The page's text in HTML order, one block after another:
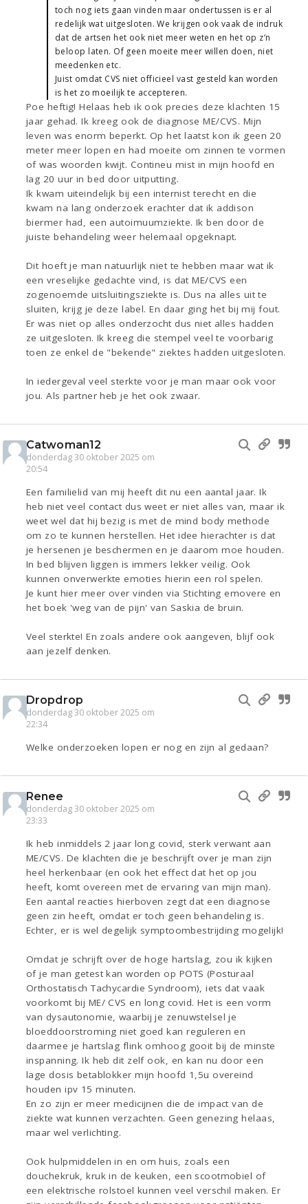
toch nog iets gaan vinden maar ondertussen is er al
redelijk wat uitgesloten. We krijgen ook vaak de indruk
dat de artsen het ook niet meer weten en het op z’n
beloop laten. Of geen moeite meer willen doen, niet
meedenken etc.
Juist omdat CVS niet officieel vast gesteld kan worden
is het zo moeilijk te accepteren.
Poe heftig! Helaas heb ik ook precies deze klachten 15
jaar gehad. Ik kreeg ook de diagnose ME/CVS. Mijn
leven was enorm beperkt. Op het laatst kon ik geen 20
meter meer lopen en had moeite om zinnen te vormen
of was woorden kwijt. Contineu mist in mijn hoofd en
lag 20 uur in bed door uitputting.
Ik kwam uiteindelijk bij een internist terecht en die
kwam na lang onderzoek erachter dat ik addison
biermer had, een autoimuumziekte. Ik ben door de
juiste behandeling weer helemaal opgeknapt.
Dit hoeft je man natuurlijk niet te hebben maar wat ik
een vreselijke gedachte vind, is dat ME/CVS een
zogenoemde uitsluitingsziekte is. Dus na alles uit te
sluiten, krijg je deze label. En daar ging het bij mij fout.
Er was niet op alles onderzocht dus niet alles hadden
ze uitgesloten. Ik kreeg die stempel veel te voorbarig
toen ze enkel de "bekende" ziektes hadden uitgesloten.
In iedergeval veel sterkte voor je man maar ook voor
jou. Als partner heb je het ook zwaar.
Catwoman12
donderdag 30 oktober 2025 om
20:54
Een familielid van mij heeft dit nu een aantal jaar. Ik
heb niet veel contact dus weet er niet alles van, maar ik
weet wel dat hij bezig is met de mind body methode
om zo te kunnen herstellen. Het idee hierachter is dat
je hersenen je beschermen en je daarom moe houden.
In bed blijven liggen is immers lekker veilig. Ook
kunnen onverwerkte emoties hierin een rol spelen.
Je kunt hier meer over vinden via Stichting emovere en
het boek 'weg van de pijn' van Saskia de bruin.
Veel sterkte! En zoals andere ook aangeven, blijf ook
aan jezelf denken.
Dropdrop
donderdag 30 oktober 2025 om
22:34
Welke onderzoeken lopen er nog en zijn al gedaan?
Renee
donderdag 30 oktober 2025 om
23:33
Ik heb inmiddels 2 jaar long covid, sterk verwant aan
ME/CVS. De klachten die je beschrijft over je man zijn
heel herkenbaar (en ook het effect dat het op jou
heeft, komt overeen met de ervaring van mijn man).
Een aantal reacties hierboven zegt dat een diagnose
geen zin heeft, omdat er toch geen behandeling is.
Echter, er is wel degelijk symptoombestrijding mogelijk!
Omdat je schrijft over de hoge hartslag, zou ik kijken
of je man getest kan worden op POTS (Posturaal
Orthostatisch Tachycardie Syndroom), iets dat vaak
voorkomt bij ME/ CVS en long covid. Het is een vorm
van dysautonomie, waarbij je zenuwstelsel je
bloeddoorstroming niet goed kan reguleren en
daarmee je hartslag flink omhoog gooit bij de minste
inspanning. Ik heb dit zelf ook, en kan nu door een
lage dosis betablokker mijn hoofd 1,5u overeind
houden ipv 15 minuten.
En zo zijn er meer medicijnen die de impact van de
ziekte wat kunnen verzachten. Geen genezing helaas,
maar wel verlichting.
Ook hulpmiddelen in en om huis, zoals een
douchekruk, kruk in de keuken, een scootmobiel of
een elektrische rolstoel kunnen veel verschil maken. Er